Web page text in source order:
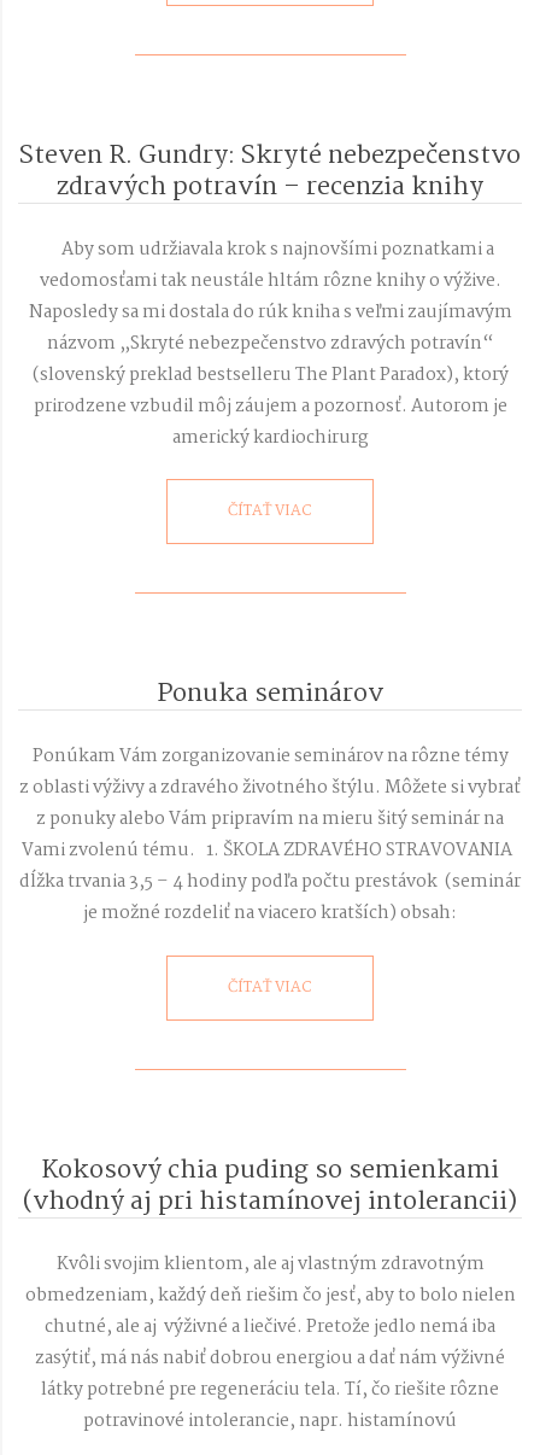
Steven R. Gundry: Skryté nebezpečenstvo
zdravých potravín – recenzia knihy
Aby som udržiavala krok s najnovšími poznatkami a
vedomosťami tak neustále hltám rôzne knihy o výžive.
Naposledy sa mi dostala do rúk kniha s veľmi zaujímavým
názvom „Skryté nebezpečenstvo zdravých potravín“
(slovenský preklad bestselleru The Plant Paradox), ktorý
prirodzene vzbudil môj záujem a pozornosť. Autorom je
americký kardiochirurg
ČÍTAŤ VIAC
Ponuka seminárov
01-
23
Ponúkam Vám zorganizovanie seminárov na rôzne témy
z oblasti výživy a zdravého životného štýlu. Môžete si vybrať
z ponuky alebo Vám pripravím na mieru šitý seminár na
Vami zvolenú tému. 1. ŠKOLA ZDRAVÉHO STRAVOVANIA
dĺžka trvania 3,5 – 4 hodiny podľa počtu prestávok (seminár
je možné rozdeliť na viacero kratších) obsah:
ČÍTAŤ VIAC
Kokosový chia puding so semienkami
(vhodný aj pri histamínovej intolerancii)
08
Kvôli svojim klientom, ale aj vlastným zdravotným
obmedzeniam, každý deň riešim čo jesť, aby to bolo nielen
chutné, ale aj výživné a liečivé. Pretože jedlo nemá iba
zasýtiť, má nás nabiť dobrou energiou a dať nám výživné
látky potrebné pre regeneráciu tela. Tí, čo riešite rôzne
potravinové intolerancie, napr. histamínovú